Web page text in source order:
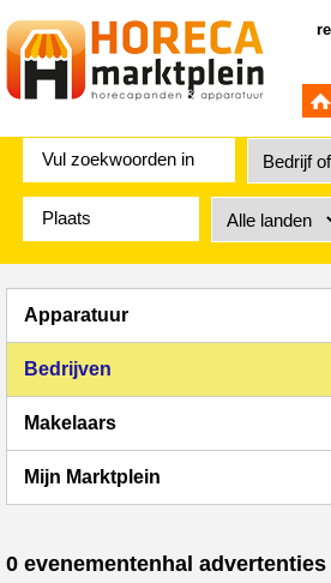
Apparatuur
Bedrijven
Makelaars
Mijn Marktplein
0 evenementenhal advertenties